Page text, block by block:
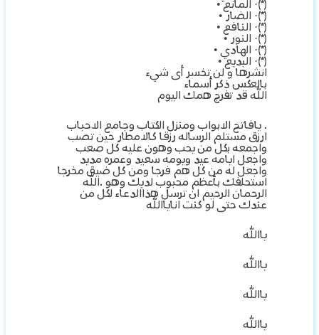
(*)· المانع •
(*)· الضار •
(*)· النافع •
(*)· النور •
(*)· الهادي •
(*)· البديع •
انشرها و لن تخسر أى شيء
بالعكس ذكر أسماء
الله قد تفرج همك اليوم
. يافاتح الابواب ومنزل الكتاب وجامع الاحباب
ارزق مستلم الرساله رزقا كالامطار حين تصب
واجمعه بكل من يحب وهون عليه كل صعب
واجعل ايامه عيد ويومه سعيد وعمره مديد
واجعل له من كل هم فرجا ومن كل ضيق مخرجا
استحلفك بأعظم محبوب لديك وهو .الله
الرحمان الرحيم ان ترسل هذاالدعاء لكل من
عندك حتى لو كنت اناياالله
ياالله
ياالله
ياالله
ياالله